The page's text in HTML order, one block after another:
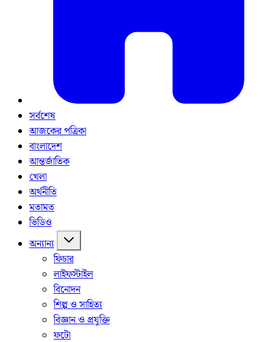
সর্বশেষ
আজকের পত্রিকা
বাংলাদেশ
আন্তর্জাতিক
খেলা
অর্থনীতি
মতামত
ভিডিও
অন্যান্য
ফিচার
লাইফস্টাইল
বিনোদন
শিল্প ও সাহিত্য
বিজ্ঞান ও প্রযুক্তি
ফটো